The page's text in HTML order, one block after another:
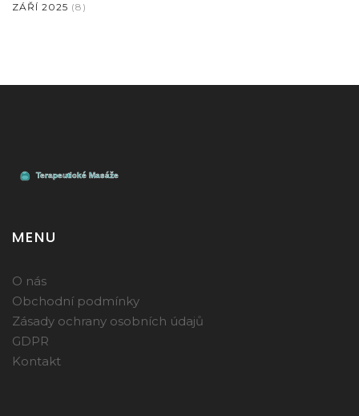
ZÁŘÍ 2025 (8)
MENU
O nás
Obchodní podmínky
Zásady ochrany osobních údajů
GDPR
Kontakt